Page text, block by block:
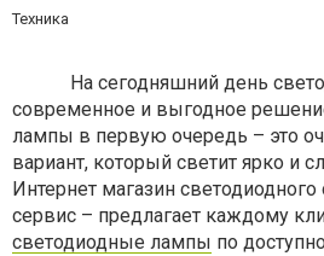
Техника
На сегодняшний день
современное и выгодное
лампы в первую очередь – это
вариант, который светит ярко и
Интернет магазин
сервис – предлагает каждому
светодиодные лампы по